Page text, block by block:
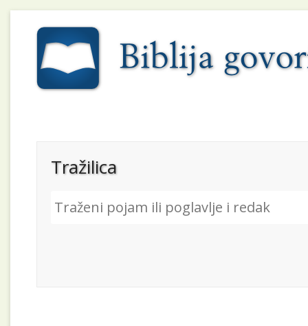
Tražilica